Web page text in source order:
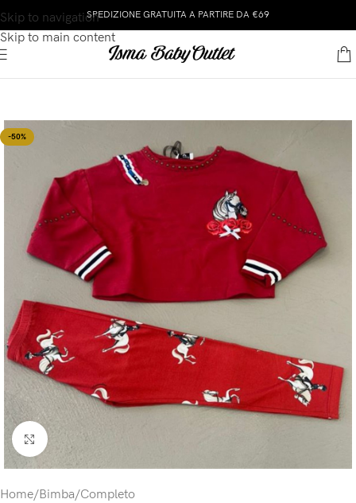
Skip to navigation
Skip to main content
SPEDIZIONE GRATUITA A PARTIRE DA €69
-50%
Click to enlarge
Home/Bimba/Completo